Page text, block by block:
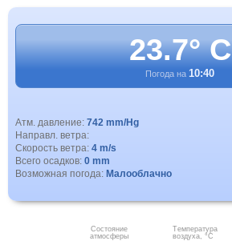
23.7° C
Погода на 10:40
Атм. давление: 742 mm/Hg
Направл. ветра:
Скорость ветра: 4 m/s
Всего осадков: 0 mm
Возможная погода: Малооблачно
Состояние
атмосферы
Температура
воздуха, °C